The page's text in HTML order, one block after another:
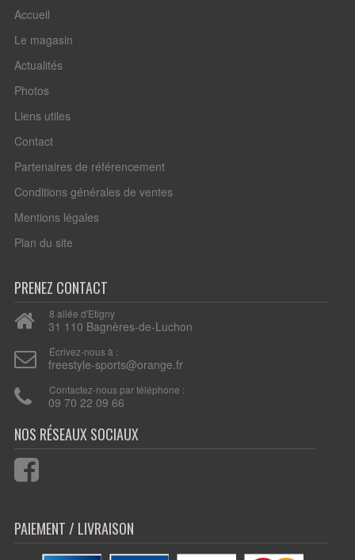
Accueil
Le magasin
Actualités
Photos
Liens utiles
Contact
Partenaires de référencement
Conditions générales de ventes
Mentions légales
Plan du site
PRENEZ CONTACT
8 allée d'Etigny
31 110 Bagnères-de-Luchon
Écrivez-nous à :
freestyle-sports@orange.fr
Contactez-nous par téléphone :
09 70 22 09 66
PAIEMENT / LIVRAISON